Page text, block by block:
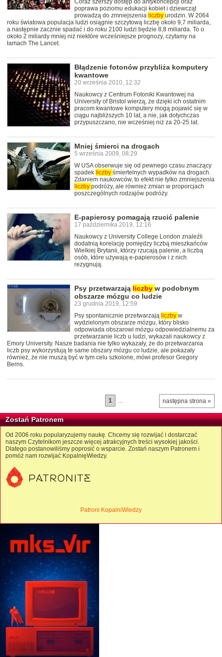
Coraz szerszy dostęp do antykoncepcji oraz
poprawa poziomu edukacji kobiet i dziewcząt
prowadzą do zmniejszenia liczby urodzin. W 2064
roku światowa populacja ludzi osiągnie szczytową liczbę około 9,7 miliarda,
a następnie zacznie spadać i do roku 2100 ludzi będzie 8,8 miliarda. To o
około 2 miliardy mniej niż niektóre wcześniejsze prognozy, czytamy na
łamach The Lancet.
Błądzenie fotonów przybliża komputery
kwantowe
20 września 2010, 12:32
Naukowcy z Centrum Fotoniki Kwantowej na
University of Bristol wierzą, że dzięki ich ostatnim
pracom kwantowe komputery mogą pojawić się w
ciągu najbliższych 10 lat, a nie, jak dotychczas
przypuszczano, nie wcześniej niż za 20-25 lat.
Mniej śmierci na drogach
5 września 2009, 08:29
W USA obserwuje się od pewnego czasu znaczący
spadek liczby śmiertelnych wypadków na drogach.
Zdaniem naukowców, to efekt nie tylko zmniejszenia
liczby podróży, ale również zmian w proporcjach
poszczególnych rodzajów podróży.
E-papierosy pomagają rzucić palenie
17 października 2019, 12:16
Naukowcy z University College London znaleźli
dodatnią korelację pomiędzy liczbą mieszkańców
Wielkiej Brytanii, którzy rzucają palenie, a liczbą
osób, które używają e-papierosów i z nich
rezygnują.
Psy przetwarzają liczby w podobnym
obszarze mózgu co ludzie
23 grudnia 2019, 12:59
Psy spontanicznie przetwarzają liczby w
wydzielonym obszarze mózgu, który blisko
odpowiada obszarowi mózgu odpowiedzialnemu za
przetwarzanie liczb u ludzi, wykazali naukowcy z
Emory University. Nasze badania nie tylko wykazały, że do przetwarzania
liczb psy wykorzystują te same obszary mózgu co ludzie, ale pokazały
również, że nie muszą być w tym celu szkolone, mówi profesor Gregory
Berns.
następna strona »
1 …
Zostań Patronem
Od 2006 roku popularyzujemy naukę. Chcemy się rozwijać i dostarczać
naszym Czytelnikom jeszcze więcej atrakcyjnych treści wysokiej jakości.
Dlatego postanowiliśmy poprosić o wsparcie. Zostań naszym Patronem i
pomóż nam rozwijać KopalnięWiedzy.
Patroni KopalniWiedzy